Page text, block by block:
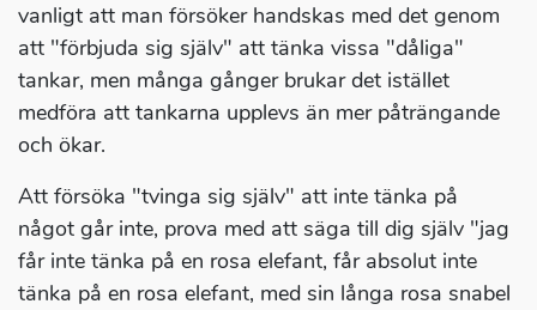
vanligt att man försöker handskas med det genom
att "förbjuda sig själv" att tänka vissa "dåliga"
tankar, men många gånger brukar det istället
medföra att tankarna upplevs än mer påträngande
och ökar.
Att försöka "tvinga sig själv" att inte tänka på
något går inte, prova med att säga till dig själv "jag
får inte tänka på en rosa elefant, får absolut inte
tänka på en rosa elefant, med sin långa rosa snabel